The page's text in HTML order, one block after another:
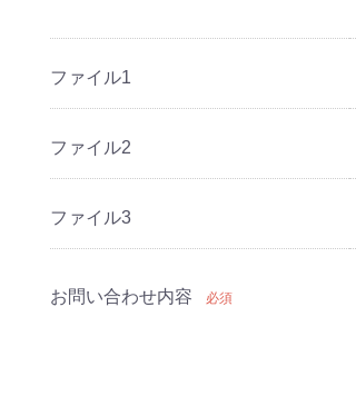
ファイル1
ファイル2
ファイル3
お問い合わせ内容 必須